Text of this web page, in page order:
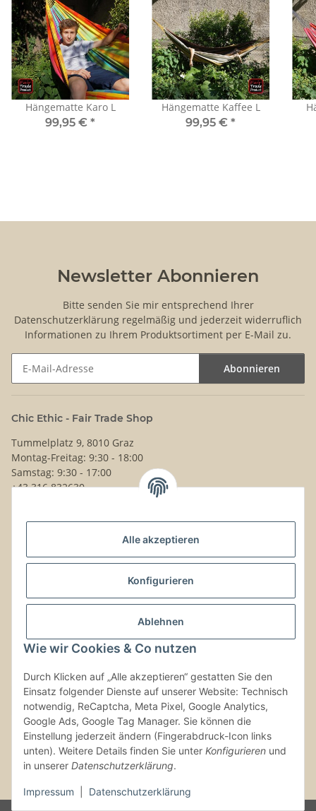
Alle akzeptieren
Konfigurieren
Ablehnen
Wie wir Cookies & Co nutzen
Durch Klicken auf „Alle akzeptieren“ gestatten Sie den
Einsatz folgender Dienste auf unserer Website: Technisch
notwendig, ReCaptcha, Meta Pixel, Google Analytics,
Google Ads, Google Tag Manager. Sie können die
Einstellung jederzeit ändern (Fingerabdruck-Icon links
unten). Weitere Details finden Sie unter Konfigurieren und
in unserer Datenschutzerklärung.
Impressum Datenschutzerklärung
Hängematte Karo L
99,95 € *
Hängematte Kaffee L
99,95 € *
Newsletter Abonnieren
Bitte senden Sie mir entsprechend Ihrer
Datenschutzerklärung regelmäßig und jederzeit widerruflich
Informationen zu Ihrem Produktsortiment per E-Mail zu.
Abonnieren
Chic Ethic - Fair Trade Shop
Tummelplatz 9, 8010 Graz
Montag-Freitag: 9:30 - 18:00
Samstag: 9:30 - 17:00
+43 316 832630
Kontaktinformationen
Vertrag widerrufen